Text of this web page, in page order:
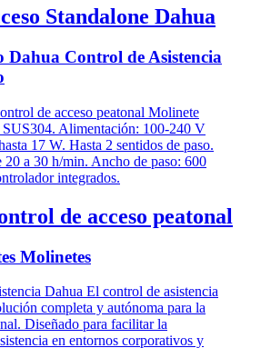
Standalone Dahua
Dahua Control de Asistencia
de acceso peatonal
Molinetes